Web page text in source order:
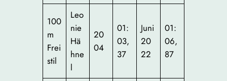
100
m
Frei
stil
Leo
nie
Hä
hne
l
20
04
01:
03,
37
Juni
20
22
01:
06,
87